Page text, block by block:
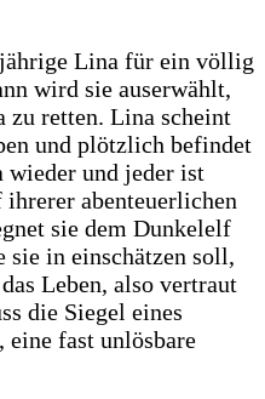
Lina für ein völlig
wird sie auserwählt,
zu retten. Lina scheint
und plötzlich befindet
und jeder ist
abenteuerlichen
sie dem Dunkelelf
in einschätzen soll,
Leben, also vertraut
die Siegel eines
eine fast unlösbare